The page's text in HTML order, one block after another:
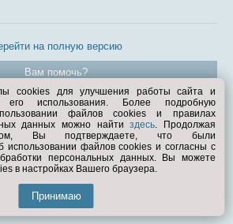
на полную версию
Вам помочь?
© Exist.ru 1998—2026
cookies для улучшения работы сайта и
его использования. Более подробную
файлов cookies и правилах
данных можно найтиздесь. Продолжая
Вы подтверждаете, что были
файлов cookies и согласны с
персональных данных. Вы можете
в настройках Вашего браузера.
Принимаю